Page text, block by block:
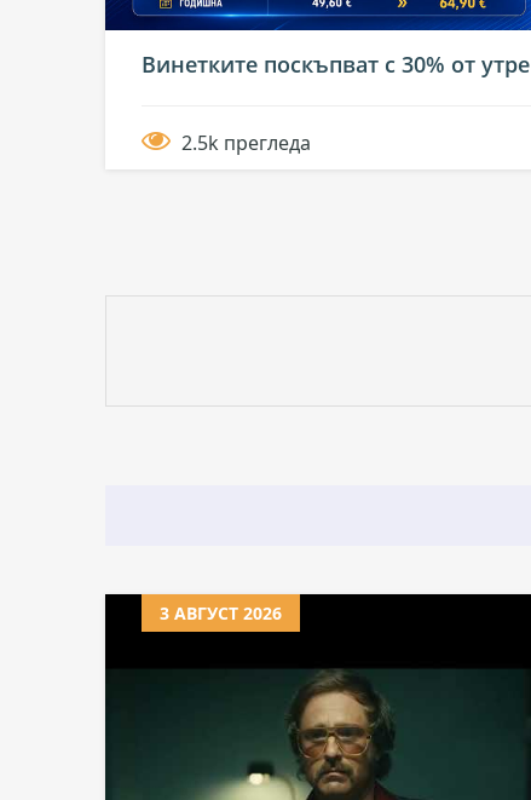
Винетките поскъпват с 30% от утре
2.5k прегледа
3 АВГУСТ 2026